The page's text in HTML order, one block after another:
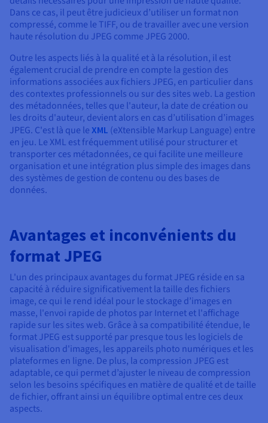
Dans ce cas, il peut être judicieux d’utiliser un format non
compressé, comme le TIFF, ou de travailler avec une version
haute résolution du JPEG comme JPEG 2000.
Outre les aspects liés à la qualité et à la résolution, il est
également crucial de prendre en compte la gestion des
informations associées aux fichiers JPEG, en particulier dans
des contextes professionnels ou sur des sites web. La gestion
des métadonnées, telles que l'auteur, la date de création ou
les droits d'auteur, devient alors en cas d’utilisation d’images
JPEG. C'est là que le XML (eXtensible Markup Language) entre
en jeu. Le XML est fréquemment utilisé pour structurer et
transporter ces métadonnées, ce qui facilite une meilleure
organisation et une intégration plus simple des images dans
des systèmes de gestion de contenu ou des bases de
données.
Avantages et inconvénients du
format JPEG
L'un des principaux avantages du format JPEG réside en sa
capacité à réduire significativement la taille des fichiers
image, ce qui le rend idéal pour le stockage d’images en
masse, l'envoi rapide de photos par Internet et l'affichage
rapide sur les sites web. Grâce à sa compatibilité étendue, le
format JPEG est supporté par presque tous les logiciels de
visualisation d'images, les appareils photo numériques et les
plateformes en ligne. De plus, la compression JPEG est
adaptable, ce qui permet d’ajuster le niveau de compression
selon les besoins spécifiques en matière de qualité et de taille
de fichier, offrant ainsi un équilibre optimal entre ces deux
aspects.